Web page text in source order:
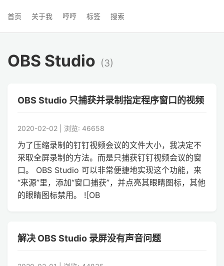
首页 关于我 哼哼 标签 搜索
OBS Studio (3)
OBS Studio 只捕获并录制指定程序窗口的视频
2020-02-02 | 浏览: 46658
为了压缩录制的钉钉视频会议的文件大小，我决定不
采取全屏录制的方法。而是只捕获钉钉视频会议的窗
口。 OBS Studio 可以非常便捷地实现这个功能，来
“来源”里，添加“窗口捕获”，并点亮其眼睛图标，其他
的眼睛图标禁用。 ![OB
解决 OBS Studio 录屏没有声音问题